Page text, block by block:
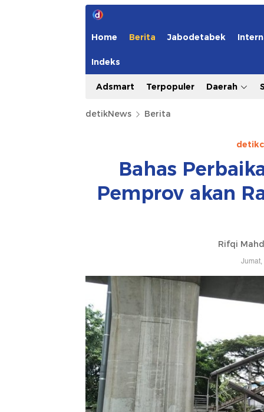
Home Berita Jabodetabek
Indeks
Adsmart Terpopuler Daerah
detikNews Berita
Bahas
Pemprov akan
Rifqi